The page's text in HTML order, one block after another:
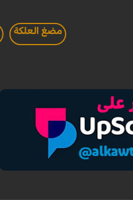
مضغ العلكة